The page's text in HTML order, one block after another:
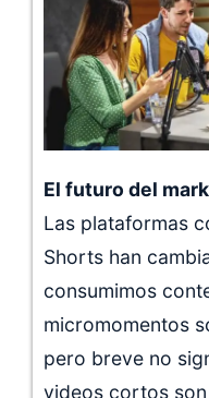
El futuro del
Las plataformas
Shorts han
consumimos
micromomentos
pero breve no
videos cortos